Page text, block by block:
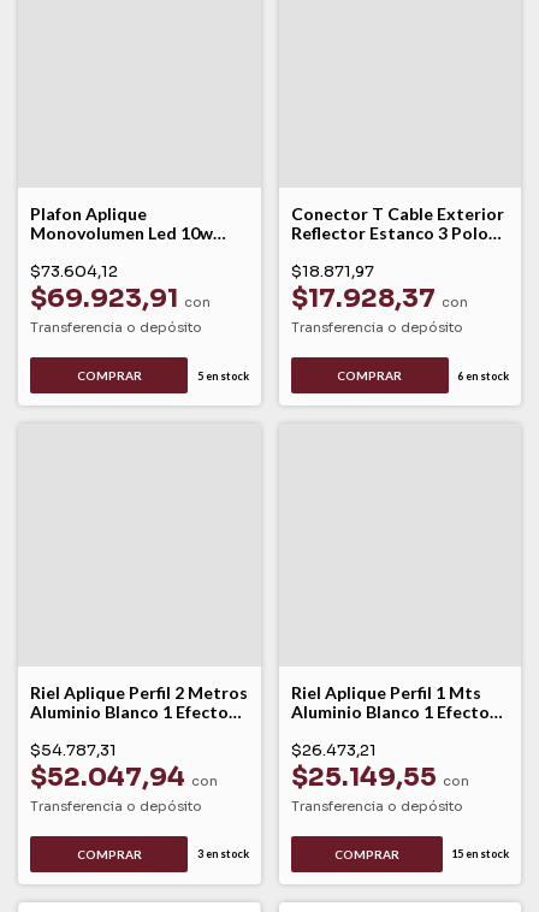
Plafon Aplique
Monovolumen Led 10w
$73.604,12
$69.923,91 con
Transferencia o depósito
5en stock
Conector T Cable Exterior
Reflector Estanco 3 Polos
$18.871,97
$17.928,37 con
Transferencia o depósito
6en stock
Riel Aplique Perfil 2 Metros
Aluminio Blanco 1 Efectos
$54.787,31
$52.047,94 con
Transferencia o depósito
3en stock
Riel Aplique Perfil 1 Mts
Aluminio Blanco 1 Efecto
$26.473,21
$25.149,55 con
Transferencia o depósito
15en stock